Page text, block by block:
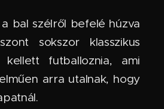
bal szélről befelé húzva
sokszor klasszikus
futballoznia, ami
arra utalnak, hogy